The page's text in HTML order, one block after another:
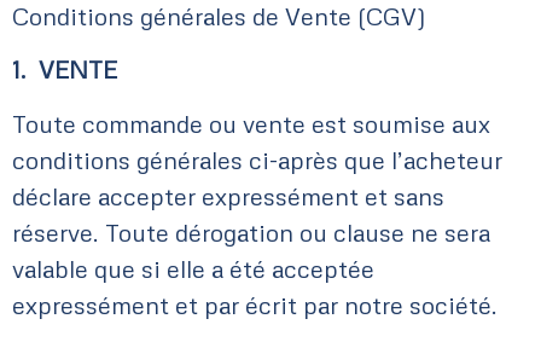
Conditions générales de Vente (CGV)
1. VENTE
Toute commande ou vente est soumise aux
conditions générales ci-après que l’acheteur
déclare accepter expressément et sans
réserve. Toute dérogation ou clause ne sera
valable que si elle a été acceptée
expressément et par écrit par notre société.